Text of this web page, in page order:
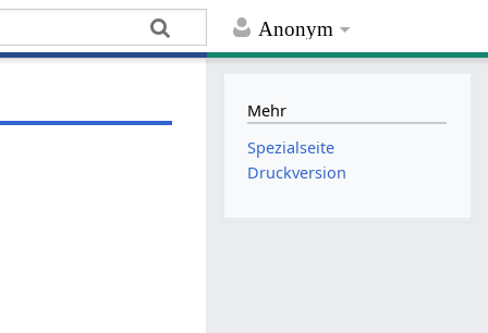
Anonym
Mehr
Spezialseite
Druckversion